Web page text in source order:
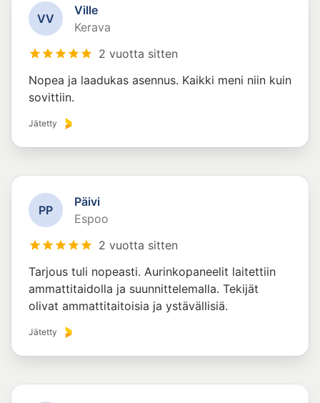
VV
Ville
Kerava
2 vuotta sitten
Nopea ja laadukas asennus. Kaikki meni niin kuin
sovittiin.
Jätetty
PP
Päivi
Espoo
2 vuotta sitten
Tarjous tuli nopeasti. Aurinkopaneelit laitettiin
ammattitaidolla ja suunnittelemalla. Tekijät
olivat ammattitaitoisia ja ystävällisiä.
Jätetty